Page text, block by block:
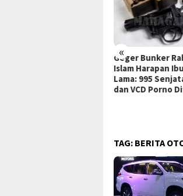
«
Geger Bunker
Islam Harapan
Lama: 995
dan VCD Porno
TAG: BERITA